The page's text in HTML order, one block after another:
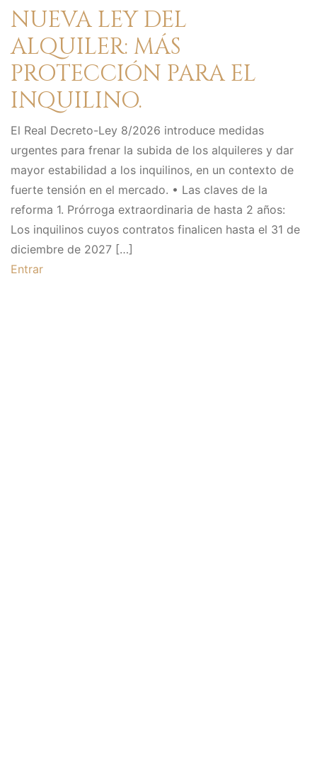
NUEVA LEY DEL
ALQUILER: MÁS
PROTECCIÓN PARA EL
INQUILINO.
El Real Decreto-Ley 8/2026 introduce medidas
urgentes para frenar la subida de los alquileres y dar
mayor estabilidad a los inquilinos, en un contexto de
fuerte tensión en el mercado. • Las claves de la
reforma 1. Prórroga extraordinaria de hasta 2 años:
Los inquilinos cuyos contratos finalicen hasta el 31 de
diciembre de 2027 […]
Entrar